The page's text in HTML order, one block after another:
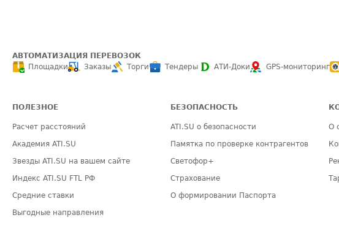
АВТОМАТИЗАЦИЯ ПЕРЕВОЗОК
Площадки
Заказы Торги Тендеры АТИ-Доки GPS-мониторинг
ПОЛЕЗНОЕ
Расчет расстояний
Академия ATI.SU
Звезды ATI.SU на вашем сайте
Индекс ATI.SU FTL РФ
Средние ставки
Выгодные направления
БЕЗОПАСНОСТЬ
ATI.SU о безопасности
Памятка по проверке контрагентов
Светофор+
Страхование
О формировании Паспорта
О